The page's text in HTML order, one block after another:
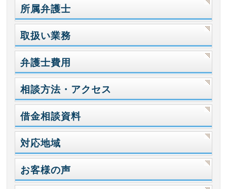
所属弁護士
取扱い業務
弁護士費用
相談方法・アクセス
借金相談資料
対応地域
お客様の声